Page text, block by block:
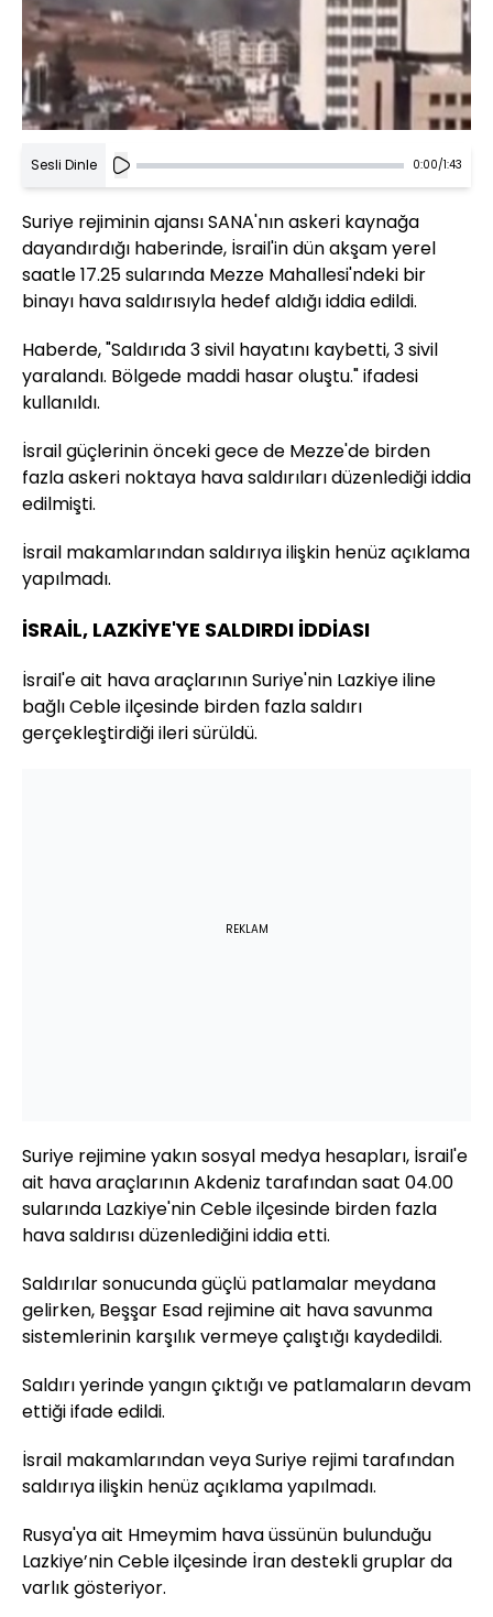
Sesli Dinle 0:00/1:43
Suriye rejiminin ajansı SANA'nın askeri kaynağa
dayandırdığı haberinde, İsrail'in dün akşam yerel
saatle 17.25 sularında Mezze Mahallesi'ndeki bir
binayı hava saldırısıyla hedef aldığı iddia edildi.
Haberde, "Saldırıda 3 sivil hayatını kaybetti, 3 sivil
yaralandı. Bölgede maddi hasar oluştu." ifadesi
kullanıldı.
İsrail güçlerinin önceki gece de Mezze'de birden
fazla askeri noktaya hava saldırıları düzenlediği iddia
edilmişti.
İsrail makamlarından saldırıya ilişkin henüz açıklama
yapılmadı.
İSRAİL, LAZKİYE'YE SALDIRDI İDDİASI
İsrail'e ait hava araçlarının Suriye'nin Lazkiye iline
bağlı Ceble ilçesinde birden fazla saldırı
gerçekleştirdiği ileri sürüldü.
REKLAM
Suriye rejimine yakın sosyal medya hesapları, İsrail'e
ait hava araçlarının Akdeniz tarafından saat 04.00
sularında Lazkiye'nin Ceble ilçesinde birden fazla
hava saldırısı düzenlediğini iddia etti.
Saldırılar sonucunda güçlü patlamalar meydana
gelirken, Beşşar Esad rejimine ait hava savunma
sistemlerinin karşılık vermeye çalıştığı kaydedildi.
Saldırı yerinde yangın çıktığı ve patlamaların devam
ettiği ifade edildi.
İsrail makamlarından veya Suriye rejimi tarafından
saldırıya ilişkin henüz açıklama yapılmadı.
Rusya'ya ait Hmeymim hava üssünün bulunduğu
Lazkiye’nin Ceble ilçesinde İran destekli gruplar da
varlık gösteriyor.